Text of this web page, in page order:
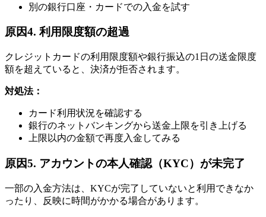
別の銀行口座・カードでの入金を試す
原因4. 利用限度額の超過
クレジットカードの利用限度額や銀行振込の1日の送金限度
額を超えていると、決済が拒否されます。
対処法：
カード利用状況を確認する
銀行のネットバンキングから送金上限を引き上げる
上限以内の金額で再度入金してみる
原因5. アカウントの本人確認（KYC）が未完了
一部の入金方法は、KYCが完了していないと利用できなか
ったり、反映に時間がかかる場合があります。